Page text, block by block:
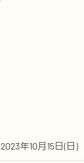
2023年10月15日(